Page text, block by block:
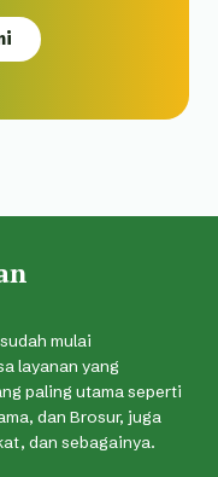
mulai
layanan yang
paling utama seperti
dan Brosur, juga
dan sebagainya.